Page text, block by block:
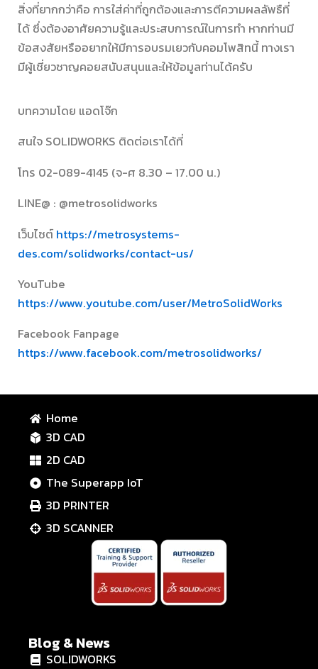
สิ่งที่ยากกว่าคือ การใส่ค่าที่ถูกต้องและการตีความผลลัพธืที่
ได้ ซึ่งต้องอาศัยความรู้และประสบการณ์ในการทำ หากท่านมี
ข้อสงสัยหรืออยากให้มีการอบรมเยวกับคอมโพสิทนี้ ทางเรา
มีผู้เชี่ยวชาญคอยสนับสนุนและให้ข้อมูลท่านได้ครับ
บทความโดย แอดโจ๊ก
สนใจ SOLIDWORKS ติดต่อเราได้ที่
โทร 02-089-4145 (จ-ศ 8.30 – 17.00 น.)
LINE@ : @metrosolidworks
เว็บไซต์ https://metrosystems-
des.com/solidworks/contact-us/
YouTube
https://www.youtube.com/user/MetroSolidWorks
Facebook Fanpage
https://www.facebook.com/metrosolidworks/
Home
3D CAD
2D CAD
The Superapp IoT
3D PRINTER
3D SCANNER
Blog & News
SOLIDWORKS